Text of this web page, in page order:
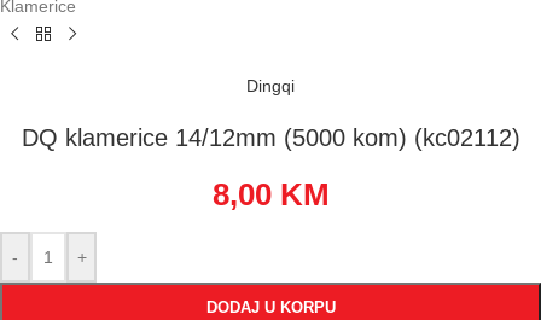
Klamerice
Dingqi
DQ klamerice 14/12mm (5000 kom) (kc02112)
8,00 KM
- +
DODAJ U KORPU